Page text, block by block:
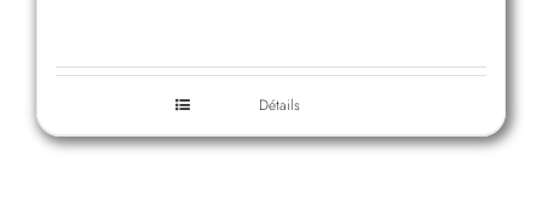
Détails